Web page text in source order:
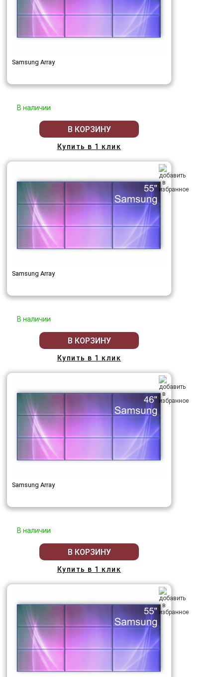
Samsung Array
В наличии
В КОРЗИНУ
Купить в 1 клик
Samsung Array
В наличии
В КОРЗИНУ
Купить в 1 клик
Samsung Array
В наличии
В КОРЗИНУ
Купить в 1 клик